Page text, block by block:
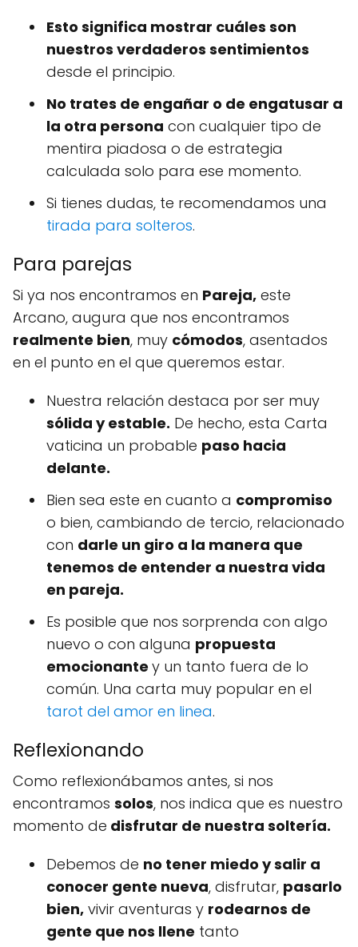
Esto significa mostrar cuáles son
nuestros verdaderos sentimientos
desde el principio.
No trates de engañar o de engatusar a
la otra persona con cualquier tipo de
mentira piadosa o de estrategia
calculada solo para ese momento.
Si tienes dudas, te recomendamos una
tirada para solteros.
Para parejas
Si ya nos encontramos en Pareja, este
Arcano, augura que nos encontramos
realmente bien, muy cómodos, asentados
en el punto en el que queremos estar.
Nuestra relación destaca por ser muy
sólida y estable. De hecho, esta Carta
vaticina un probable paso hacia
delante.
Bien sea este en cuanto a compromiso
o bien, cambiando de tercio, relacionado
con darle un giro a la manera que
tenemos de entender a nuestra vida
en pareja.
Es posible que nos sorprenda con algo
nuevo o con alguna propuesta
emocionante y un tanto fuera de lo
común. Una carta muy popular en el
tarot del amor en linea.
Reflexionando
Como reflexionábamos antes, si nos
encontramos solos, nos indica que es nuestro
momento de disfrutar de nuestra soltería.
Debemos de no tener miedo y salir a
conocer gente nueva, disfrutar, pasarlo
bien, vivir aventuras y rodearnos de
gente que nos llene tanto